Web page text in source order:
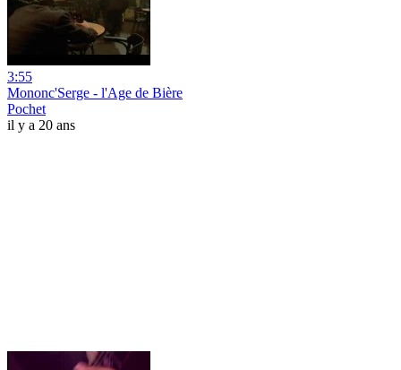
3:55
Mononc'Serge - l'Age de Bière
Pochet
il y a 20 ans